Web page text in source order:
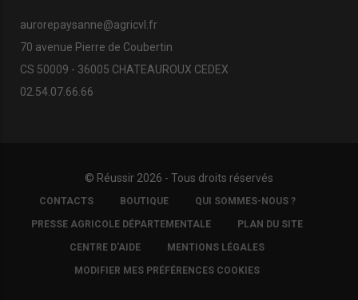
aurorepaysanne@agricvl.fr
70 avenue Pierre de Coubertin
CS 50009 - 36005 CHATEAUROUX CEDEX
02.54.07.66.66
© Réussir 2026 - Tous droits réservés
FOOTER
COPYRIGHT
CONTACTS BOUTIQUE QUI SOMMES-NOUS ?
PRESSE AGRICOLE DÉPARTEMENTALE PLAN DU SITE
CENTRE D'AIDE MENTIONS LÉGALES
MODIFIER MES PRÉFÉRENCES COOKIES